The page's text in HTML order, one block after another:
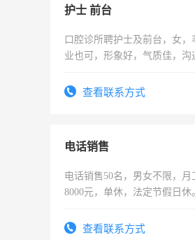
护士 前台
口腔诊所聘护士及前台，女，
业也可，形象好，气质佳，沟
查看联系方式
电话销售
电话销售50名，男女不限，月
8000元，单休，法定节假日休
查看联系方式